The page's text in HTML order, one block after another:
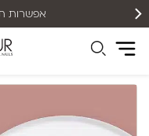
אפשרות תשלום